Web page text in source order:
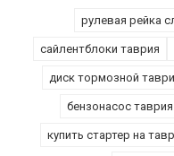
рулевая рейка
сайлентблоки таврия
диск тормозной
бензонасос таврия
купить стартер на